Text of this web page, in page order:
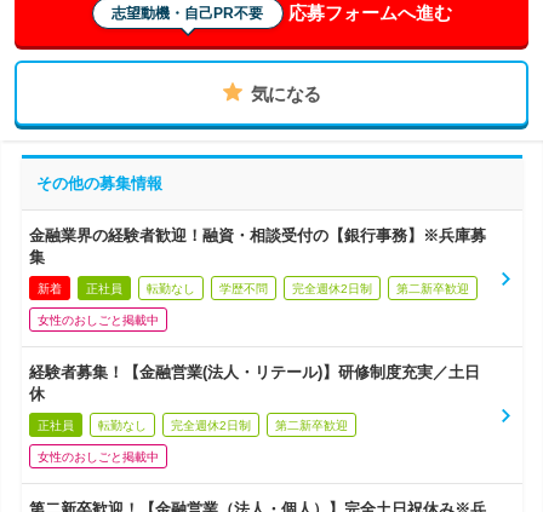
志望動機・自己PR不要 応募フォームへ進む
気になる
その他の募集情報
金融業界の経験者歓迎！融資・相談受付の【銀行事務】※兵庫募
集
新着 正社員 転勤なし 学歴不問 完全週休2日制 第二新卒歓迎
女性のおしごと掲載中
経験者募集！【金融営業(法人・リテール)】研修制度充実／土日
休
正社員 転勤なし 完全週休2日制 第二新卒歓迎
女性のおしごと掲載中